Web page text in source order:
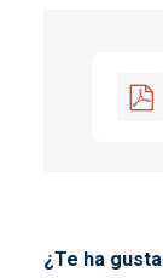
¿Te ha